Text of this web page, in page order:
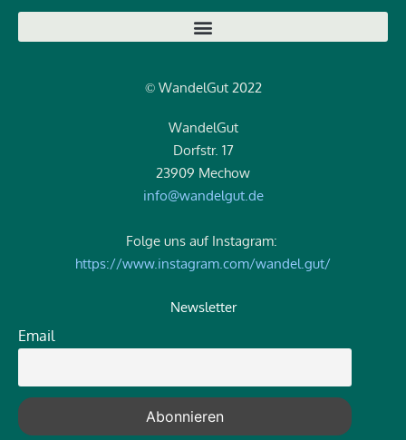
© WandelGut 2022
WandelGut
Dorfstr. 17
23909 Mechow
info@wandelgut.de
Folge uns auf Instagram:
https://www.instagram.com/wandel.gut/
Newsletter
Email